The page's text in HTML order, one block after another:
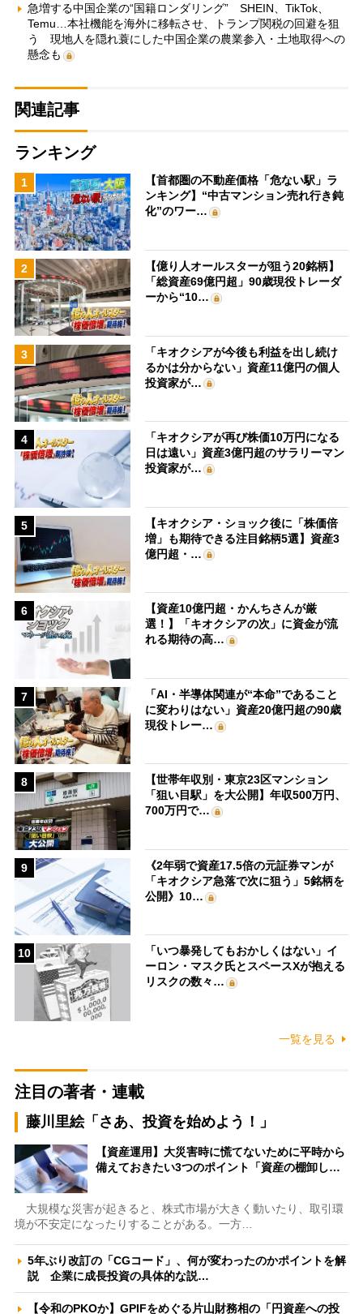
急増する中国企業の“国籍ロンダリング” SHEIN、TikTok、
Temu…本社機能を海外に移転させ、トランプ関税の回避を狙
う 現地人を隠れ蓑にした中国企業の農業参入・土地取得への
懸念も
関連記事
ランキング
1
【首都圏の不動産価格「危ない駅」ラ
ンキング】“中古マンション売れ行き鈍
化”のワー…
2
【億り人オールスターが狙う20銘柄】
「総資産69億円超」90歳現役トレーダ
ーから“10…
3
「キオクシアが今後も利益を出し続け
るかは分からない」資産11億円の個人
投資家が…
4
「キオクシアが再び株価10万円になる
日は遠い」資産3億円超のサラリーマン
投資家が…
5
【キオクシア・ショック後に「株価倍
増」も期待できる注目銘柄5選】資産3
億円超・…
6
【資産10億円超・かんちさんが厳
選！】「キオクシアの次」に資金が流
れる期待の高…
7
「AI・半導体関連が“本命”であること
に変わりはない」資産20億円超の90歳
現役トレー…
8
【世帯年収別・東京23区マンション
「狙い目駅」を大公開】年収500万円、
700万円で…
9
《2年弱で資産17.5倍の元証券マンが
「キオクシア急落で次に狙う」5銘柄を
公開》10…
10
「いつ暴発してもおかしくはない」イ
ーロン・マスク氏とスペースXが抱える
リスクの数々…
一覧を見る
注目の著者・連載
藤川里絵「さあ、投資を始めよう！」
【資産運用】大災害時に慌てないために平時から
備えておきたい3つのポイント「資産の棚卸し…
大規模な災害が起きると、株式市場が大きく動いたり、取引環
境が不安定になったりすることがある。一方…
5年ぶり改訂の「CGコード」、何が変わったのかポイントを解
説 企業に成長投資の具体的な説…
【令和のPKOか】GPIFをめぐる片山財務相の「円資産への投